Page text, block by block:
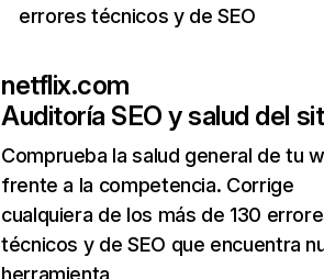
errores técnicos y de SEO
netflix.com
Auditoría SEO y salud del
Comprueba la salud general de tu
frente a la competencia. Corrige
cualquiera de los más de 130
técnicos y de SEO que encuentra
herramienta